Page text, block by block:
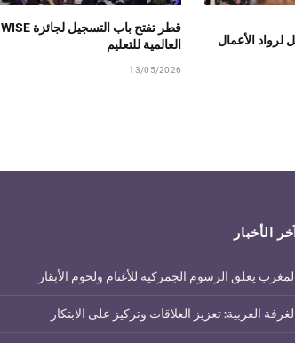
لرواد الأعمال
قطر تفتح باب التسجيل لجائزة WISE
العالمية للتعليم
13/05/2026
آخر الأخبار
يعلق الرسوم الجمركية للأغنام ولحوم الأبقار
العربية: تعزيز العلاقات وتركيز على الابتكار